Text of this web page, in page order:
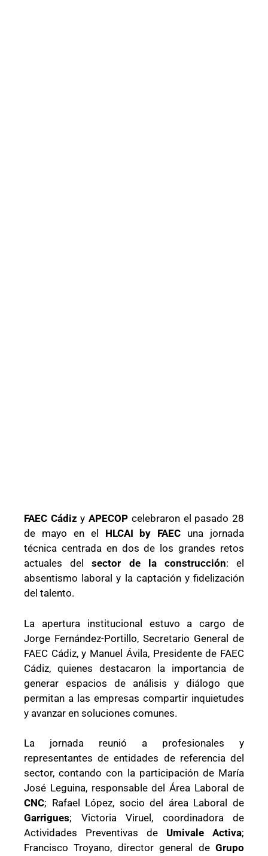
FAEC Cádiz yAPECOP celebraron el pasado 28
de mayo en el HLCAI by FAEC una jornada
técnica centrada en dos de los grandes retos
actuales delsector de la construcción: el
absentismo laboral y la captación y fidelización
del talento.
La apertura institucional estuvo a cargo de
Jorge Fernández-Portillo, Secretario General de
FAEC Cádiz, y Manuel Ávila, Presidente de FAEC
Cádiz, quienes destacaron la importancia de
generar espacios de análisis y diálogo que
permitan a las empresas compartir inquietudes
y avanzar en soluciones comunes.
La jornada reunió a profesionales y
representantes de entidades de referencia del
sector, contando con la participación de María
José Leguina, responsable del Área Laboral de
CNC; Rafael López, socio del área Laboral de
Garrigues; Victoria Viruel, coordinadora de
Actividades Preventivas de Umivale Activa;
Francisco Troyano, director general de Grupo